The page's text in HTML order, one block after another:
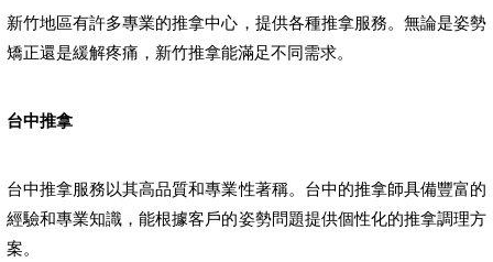
新竹地區有許多專業的推拿中心，提供各種推拿服務。無論是姿勢
矯正還是緩解疼痛，新竹推拿能滿足不同需求。
台中推拿
台中推拿服務以其高品質和專業性著稱。台中的推拿師具備豐富的
經驗和專業知識，能根據客戶的姿勢問題提供個性化的推拿調理方
案。